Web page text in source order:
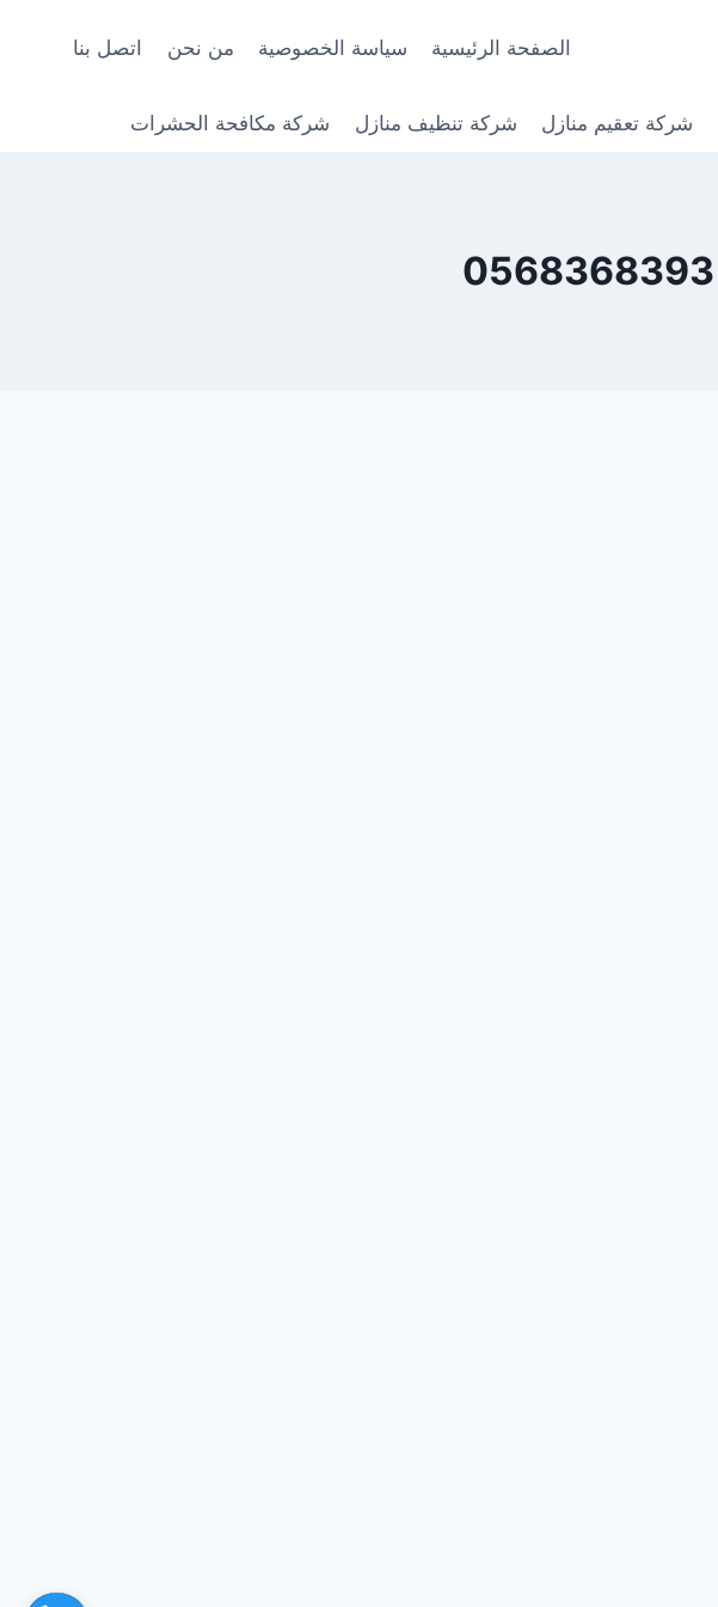
الصفحة الرئيسية سياسة الخصوصية من نحن اتصل بنا
شركة تعقيم منازل شركة تنظيف منازل شركة مكافحة الحشرات